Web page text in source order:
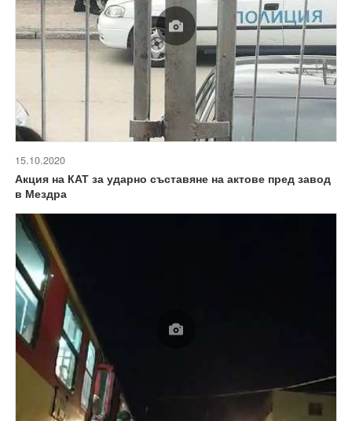
15.10.2020
Акция на КАТ за ударно съставяне на актове пред завод
в Мездра